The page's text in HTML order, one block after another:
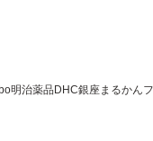
明治薬品DHC銀座まるかん